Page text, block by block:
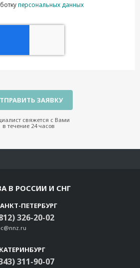
персональных данных
свяжется с Вами
в течение 24 часов
В РОССИИ И СНГ
ПЕТЕРБУРГ
326-20-02
311-90-07